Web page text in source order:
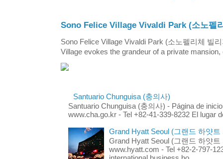
Sono Felice Village Vivaldi Park (소노펠
Sono Felice Village Vivaldi Park (소노펠리체 빌
Village evokes the grandeur of a private
Santuario Chunguisa (충의사)
Santuario Chunguisa (충의사) - Página de
www.cha.go.kr - Tel +82-41-339-8232 El lugar
Grand Hyatt Seoul (그랜드 하얏트
Grand Hyatt Seoul (그랜드 하얏트
www.hyatt.com - Tel +82-2-797-